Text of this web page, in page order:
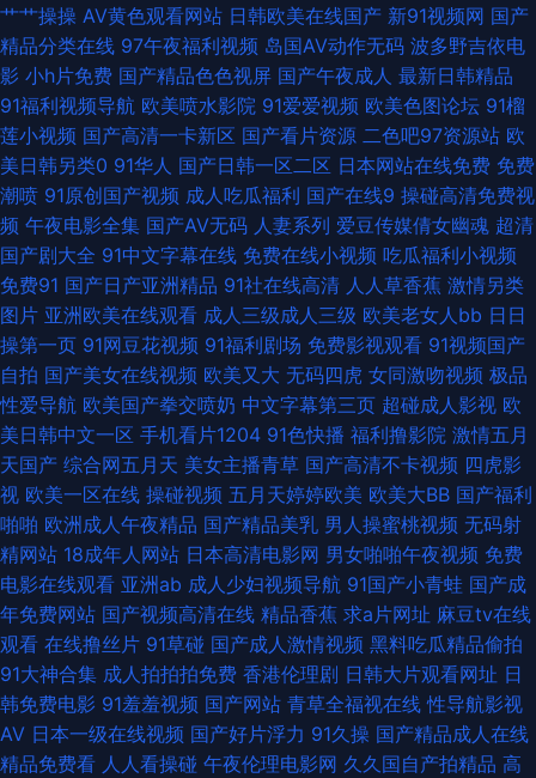
视频在线观看 欧美孕妇性爱 午夜伦理福利 91網站 大香蕉AV电影 久草97 青
青国产区91 午夜剧场东京热 91经典三级 俺去也网 九一网站免费看 日本激情
综合 午夜影院006 97资源视频总站 国产精品二期 男人的天堂网页 色五月激
情综合网 尤物豆花导航 超碰97最新更新 黄色片网站免费 青青伊人视频 亚洲
有码av在线 AV在线不卡播放 国产福利导航精 久久资源导航 日韩激情福利
伊人影院能玩av 超碰BB 激情一道本 青娱乐av色导航 亚洲肏逼 AV宅配站 国
产福利导航第 女同性恋视频 伪娘AV天堂 91老司机精品 超碰人人98色 老司
机精品网站 天天肏天天干 91久久海角 东方欧美色图 欧美色图小va 午夜1区2
区 91视频日本 成人音影 久久97影院 人人妻超碰 亚洲综合小说网 aV中亚 海
角国产精品 精東视频 3级A毛片 变态另类网站 韩国av啪啪 欧美色图A片 午
夜影院307 91亚洲做爱视频 黑人性爱A片 欧美专区精品色 亚洲成人午夜天
堂 avav综合免费 老熟女自慰91 色爺爺网站视频 91深夜福利视频 丰满人妻
中出网址 欧美福利视频 亚洲另类三级 www日韩免费 韩国专区第一夜 日本
艹艹操操 AV黄色观看网站 日韩欧美在线国产 新91视频网 国产
精品分类在线 97午夜福利视频 岛国AV动作无码 波多野吉依电
影 小h片免费 国产精品色色视屏 国产午夜成人 最新日韩精品
91福利视频导航 欧美喷水影院 91爱爱视频 欧美色图论坛 91榴
莲小视频 国产高清一卡新区 国产看片资源 二色吧97资源站 欧
美日韩另类0 91华人 国产日韩一区二区 日本网站在线免费 免费
潮喷 91原创国产视频 成人吃瓜福利 国产在线9 操碰高清免费视
频 午夜电影全集 国产AV无码 人妻系列 爱豆传媒倩女幽魂 超清
国产剧大全 91中文字幕在线 免费在线小视频 吃瓜福利小视频
免费91 国产日产亚洲精品 91社在线高清 人人草香蕉 激情另类
图片 亚洲欧美在线观看 成人三级成人三级 欧美老女人bb 日日
操第一页 91网豆花视频 91福利剧场 免费影视观看 91视频国产
自拍 国产美女在线视频 欧美又大 无码四虎 女同激吻视频 极品
性爱导航 欧美国产拳交喷奶 中文字幕第三页 超碰成人影视 欧
美日韩中文一区 手机看片1204 91色快播 福利撸影院 激情五月
天国产 综合网五月天 美女主播青草 国产高清不卡视频 四虎影
视 欧美一区在线 操碰视频 五月天婷婷欧美 欧美大BB 国产福利
啪啪 欧洲成人午夜精品 国产精品美乳 男人操蜜桃视频 无码射
精网站 18成年人网站 日本高清电影网 男女啪啪午夜视频 免费
电影在线观看 亚洲ab 成人少妇视频导航 91国产小青蛙 国产成
年免费网站 国产视频高清在线 精品香蕉 求a片网址 麻豆tv在线
观看 在线撸丝片 91草碰 国产成人激情视频 黑料吃瓜精品偷拍
91大神合集 成人拍拍拍免费 香港伦理剧 日韩大片观看网址 日
韩免费电影 91羞羞视频 国产网站 青草全福视在线 性导航影视
AV 日本一级在线视频 国产好片浮力 91久操 国产精品成人在线
精品免费看 人人看操碰 午夜伦理电影网 久久国自产拍精品 高